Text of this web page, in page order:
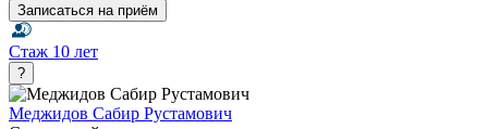
Записаться на приём
Стаж 10 лет
?
Меджидов Сабир Рустамович